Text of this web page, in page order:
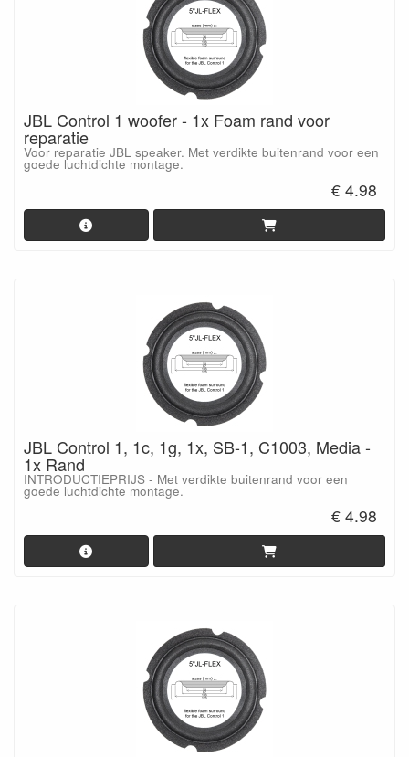
JBL Control 1 woofer - 1x Foam rand voor
reparatie
Voor reparatie JBL speaker. Met verdikte buitenrand voor een
goede luchtdichte montage.
€ 4.98
JBL Control 1, 1c, 1g, 1x, SB-1, C1003, Media -
1x Rand
INTRODUCTIEPRIJS - Met verdikte buitenrand voor een
goede luchtdichte montage.
€ 4.98